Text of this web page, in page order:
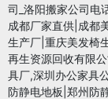
司_洛阳搬家公司电
成都厂家直供|成都
生产厂|重庆美发椅
再生资源回收有限公
具厂,深圳办公家具
防静电地板|郑州防